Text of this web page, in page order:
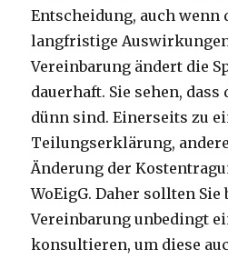
Entscheidung, auch wenn
langfristige
Vereinbarung ändert die
dauerhaft. Sie sehen, dass
dünn sind. Einerseits zu
Teilungserklärung,
Änderung der
WoEigG. Daher sollten Sie
Vereinbarung unbedingt
konsultieren, um diese